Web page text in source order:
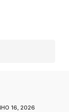
16, 2026